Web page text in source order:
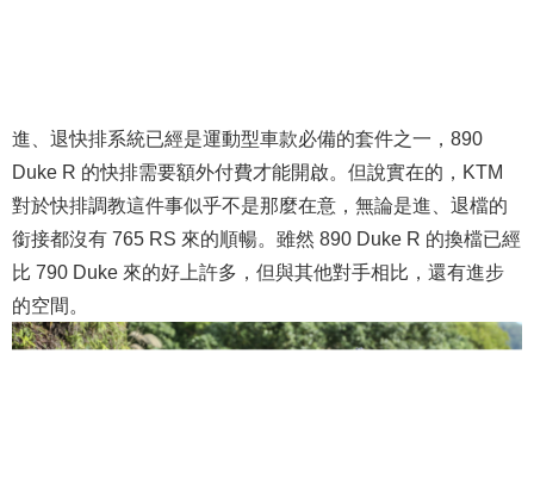
進、退快排系統已經是運動型車款必備的套件之一，890
Duke R 的快排需要額外付費才能開啟。但說實在的，KTM
對於快排調教這件事似乎不是那麼在意，無論是進、退檔的
銜接都沒有 765 RS 來的順暢。雖然 890 Duke R 的換檔已經
比 790 Duke 來的好上許多，但與其他對手相比，還有進步
的空間。